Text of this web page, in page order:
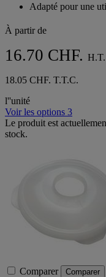
Adapté pour une
À partir de
16.70 CHF. H.T.
18.05 CHF. T.T.C.
l''unité
Voir les options 3
Le produit est
stock.
Comparer Comparer